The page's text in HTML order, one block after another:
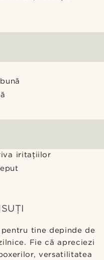
iritațiilor
tine depinde de
Fie că apreciezi
versatilitatea